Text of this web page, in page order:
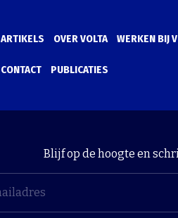
ARTIKELS OVER VOLTA WERKEN BIJ
CONTACT PUBLICATIES
Blijf op de hoogte en